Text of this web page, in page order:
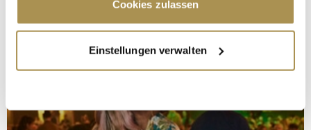
Trigger Symbol ändern oder widerrufen
Informationen über Ihre geografische Lage
erfassen, welche bis auf einige Meter genau sein
bestimmten Merkmalen (Fingerprinting) identifizieren
Cookies zulassen
Einstellungen verwalten